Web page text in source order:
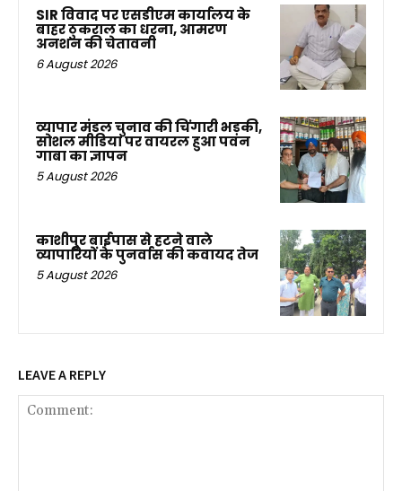
SIR विवाद पर एसडीएम कार्यालय के
बाहर ठुकराल का धरना, आमरण
अनशन की चेतावनी
6 August 2026
व्यापार मंडल चुनाव की चिंगारी भड़की,
सोशल मीडिया पर वायरल हुआ पवन
गाबा का ज्ञापन
5 August 2026
काशीपुर बाईपास से हटने वाले
व्यापारियों के पुनर्वास की कवायद तेज
5 August 2026
LEAVE A REPLY